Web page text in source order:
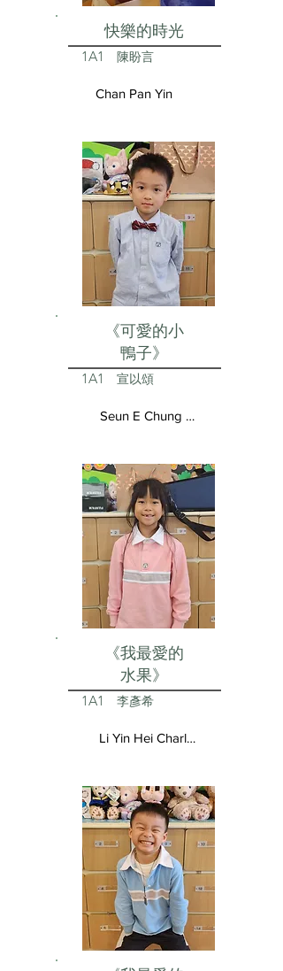
快樂的時光
1A1 陳盼言
Chan Pan Yin
《可愛的小
鴨子》
1A1 宣以頌
Seun E Chung Aston
《我最愛的
水果》
1A1 李彥希
Li Yin Hei Charlotte